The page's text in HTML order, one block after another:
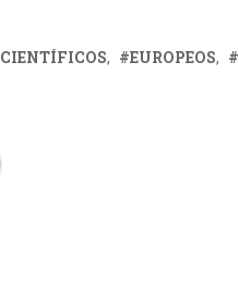
CIENTÍFICOS EUROPEOS